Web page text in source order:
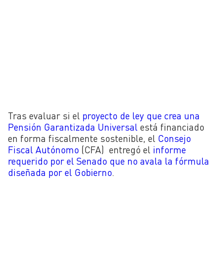
Tras evaluar si el proyecto de ley que crea una
Pensión Garantizada Universal está financiado
en forma fiscalmente sostenible, el Consejo
Fiscal Autónomo (CFA) entregó el informe
requerido por el Senado que no avala la fórmula
diseñada por el Gobierno